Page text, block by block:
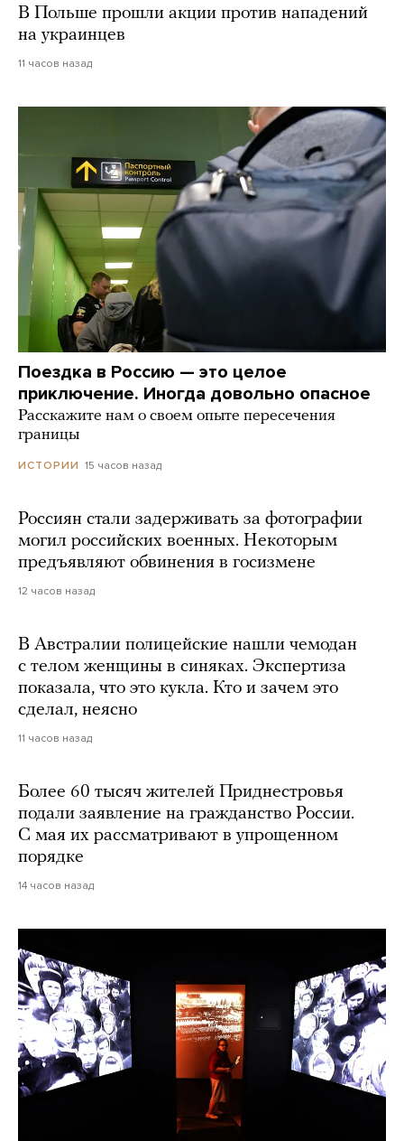
В Польше прошли акции против нападений
на украинцев
11 часов назад
Поездка в Россию — это целое
приключение. Иногда довольно опасное
Расскажите нам о своем опыте пересечения
границы
ИСТОРИИ 15 часов назад
Россиян стали задерживать за фотографии
могил российских военных. Некоторым
предъявляют обвинения в госизмене
12 часов назад
В Австралии полицейские нашли чемодан
с телом женщины в синяках. Экспертиза
показала, что это кукла. Кто и зачем это
сделал, неясно
11 часов назад
Более 60 тысяч жителей Приднестровья
подали заявление на гражданство России.
С мая их рассматривают в упрощенном
порядке
14 часов назад